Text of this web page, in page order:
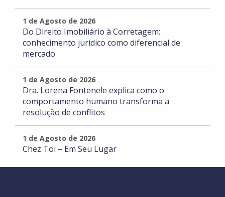
1 de Agosto de 2026
Do Direito Imobiliário à Corretagem:
conhecimento jurídico como diferencial de
mercado
1 de Agosto de 2026
Dra. Lorena Fontenele explica como o
comportamento humano transforma a
resolução de conflitos
1 de Agosto de 2026
Chez Toi – Em Seu Lugar